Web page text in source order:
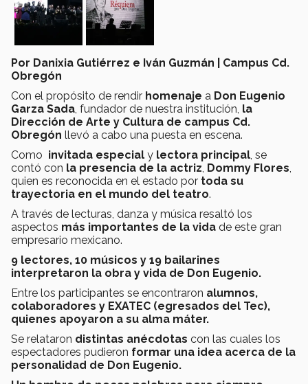
Por Danixia Gutiérrez e Iván Guzmán | Campus Cd.
Obregón
Con el propósito de rendir homenaje a Don Eugenio
Garza Sada , fundador de nuestra institución, la
Dirección de Arte y Cultura de campus Cd.
Obregón llevó a cabo una puesta en escena.
Como invitada especial y lectora principal , se
contó con la presencia de la actriz Dommy Flores
quien es reconocida en el estado por toda su
trayectoria en el mundo del teatro.
A través de lecturas, danza y música resaltó los
aspectos más importantes de la vida de este gran
empresario mexicano.
9 lectores, 10 músicos y 19 bailarines
interpretaron la obra y vida de Don Eugenio.
Entre los participantes se encontraron alumnos,
colaboradores y EXATEC (egresados del Tec),
quienes apoyaron a su alma máter.
Se relataron distintas anécdotas con las cuales los
espectadores pudieron formar una idea acerca de la
personalidad de Don Eugenio.